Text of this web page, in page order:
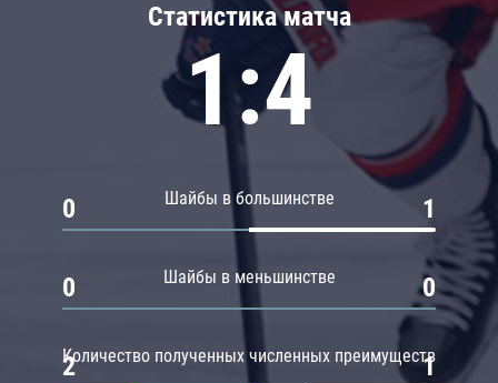
Статистика матча
1:4
Шайбы в большинстве
0 1
Шайбы в меньшинстве
0 0
Количество полученных численных преимуществ
2 1